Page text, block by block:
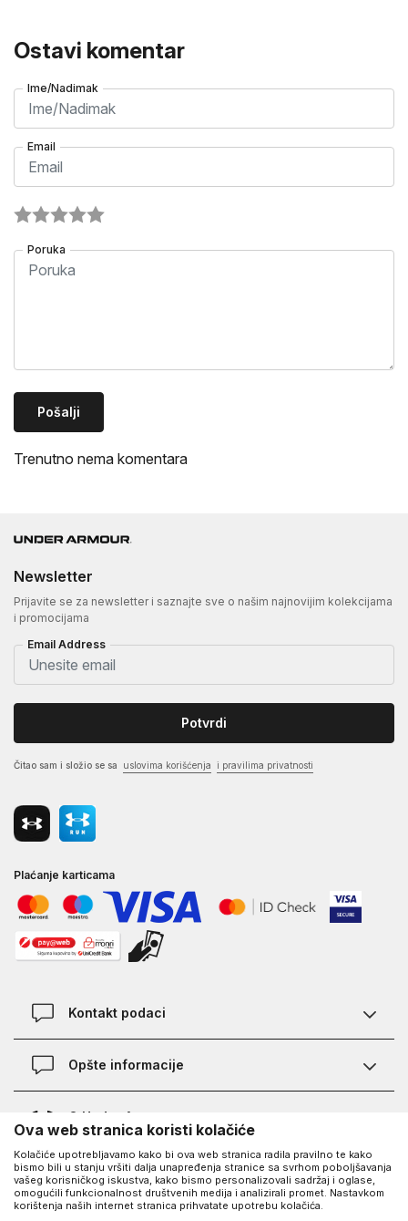
Ostavi komentar
Ime/Nadimak
Email
Poruka
Pošalji
Trenutno nema komentara
Newsletter
Prijavite se za newsletter i saznajte sve o našim najnovijim kolekcijama
i promocijama
Email Address
Potvrdi
Čitao sam i složio se sa uslovima korišćenja i pravilima privatnosti
Plaćanje karticama
Kontakt podaci
Kontakt
Opšte informacije
Provjera statusa porudžbine
Najčešća pitanja
Kako kupiti
O Under Armour-u
O nama - priča o UA
Saznajte više o UA
Karijera
UA Social
Facebook
Ova web stranica koristi kolačiće
Kolačiće upotrebljavamo kako bi ova web stranica radila pravilno te kako
bismo bili u stanju vršiti dalja unapređenja stranice sa svrhom poboljšavanja
vašeg korisničkog iskustva, kako bismo personalizovali sadržaj i oglase,
omogućili funkcionalnost društvenih medija i analizirali promet. Nastavkom
korištenja naših internet stranica prihvatate upotrebu kolačića.